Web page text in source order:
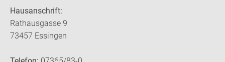
Hausanschrift:
Rathausgasse 9
73457 Essingen